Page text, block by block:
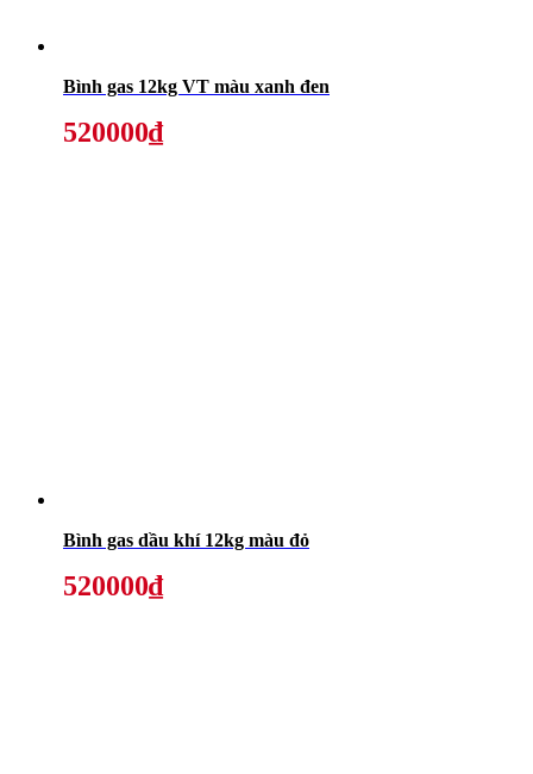
Bình gas 12kg VT màu xanh đen
520000₫
Bình gas dầu khí 12kg màu đỏ
520000₫